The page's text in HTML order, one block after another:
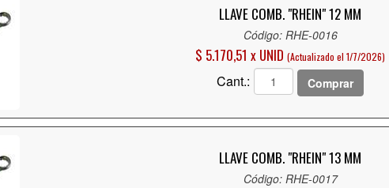
LLAVE COMB. "RHEIN" 12 MM
Código: RHE-0016
$ 5.170,51 x UNID (Actualizado el 1/7/2026)
Cant.: Comprar
LLAVE COMB. "RHEIN" 13 MM
Código: RHE-0017